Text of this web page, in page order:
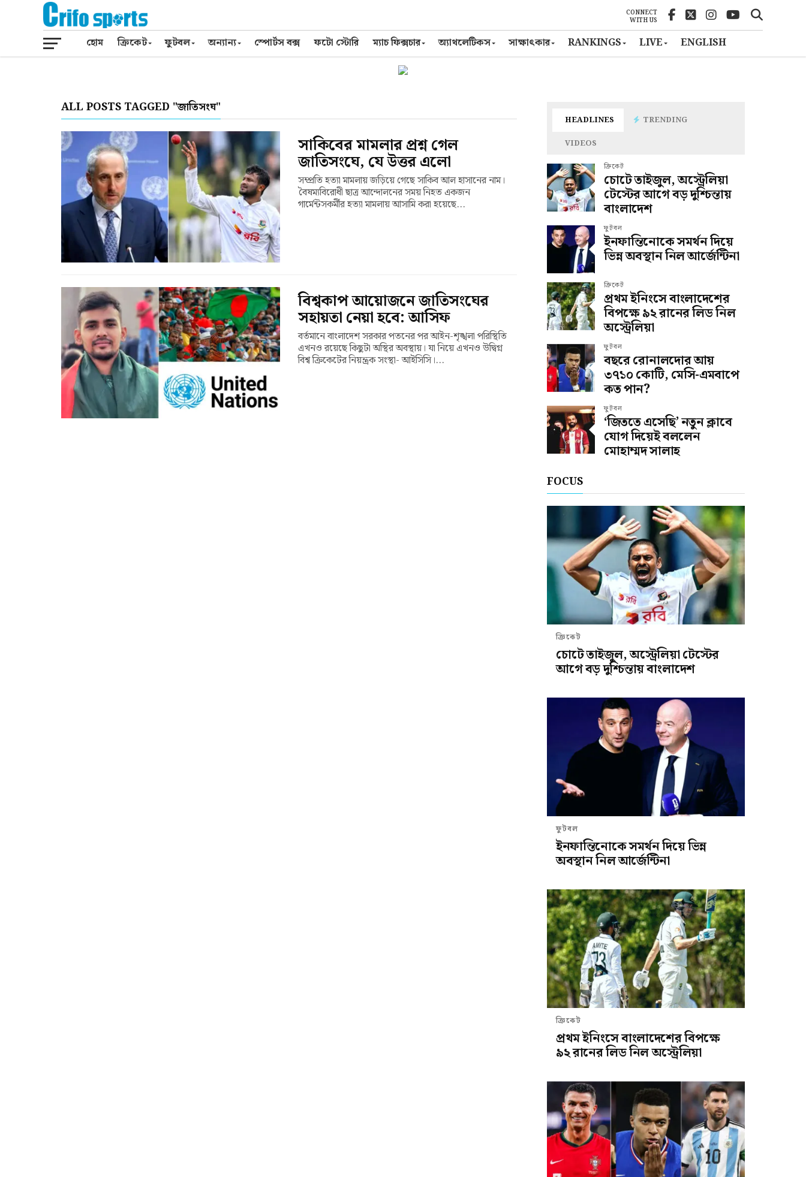
CONNECT
WITH US
হোম ক্রিকেট ফুটবল অন্যান্য স্পোর্টস বক্স ফটো স্টোরি ম্যাচ ফিক্সচার অ্যাথলেটিকস সাক্ষাৎকার RANKINGS LIVE ENGLISH
ALL POSTS TAGGED "জাতিসংঘ"
সাকিবের মামলার প্রশ্ন গেল
জাতিসংঘে, যে উত্তর এলো
সম্প্রতি হত্যা মামলায় জড়িয়ে গেছে সাকিব আল হাসানের নাম।
বৈষম্যবিরোধী ছাত্র আন্দোলনের সময় নিহত একজন
গার্মেন্টসকর্মীর হত্যা মামলায় আসামি করা হয়েছে...
বিশ্বকাপ আয়োজনে জাতিসংঘের
সহায়তা নেয়া হবে: আসিফ
বর্তমানে বাংলাদেশ সরকার পতনের পর আইন-শৃঙ্খলা পরিস্থিতি
এখনও রয়েছে কিছুটা অস্থির অবস্থায়। যা নিয়ে এখনও উদ্বিগ্ন
বিশ্ব ক্রিকেটের নিয়ন্ত্রক সংস্থা- আইসিসি।...
HEADLINES
TRENDING
VIDEOS
ক্রিকেট
চোটে তাইজুল, অস্ট্রেলিয়া
টেস্টের আগে বড় দুশ্চিন্তায়
বাংলাদেশ
ফুটবল
ইনফান্তিনোকে সমর্থন দিয়ে
ভিন্ন অবস্থান নিল আর্জেন্টিনা
ক্রিকেট
প্রথম ইনিংসে বাংলাদেশের
বিপক্ষে ৯২ রানের লিড নিল
অস্ট্রেলিয়া
ফুটবল
বছরে রোনালদোর আয়
৩৭১০ কোটি, মেসি-এমবাপে
কত পান?
ফুটবল
‘জিততে এসেছি’ নতুন ক্লাবে
যোগ দিয়েই বললেন
মোহাম্মদ সালাহ
FOCUS
ক্রিকেট
চোটে তাইজুল, অস্ট্রেলিয়া টেস্টের
আগে বড় দুশ্চিন্তায় বাংলাদেশ
ফুটবল
ইনফান্তিনোকে সমর্থন দিয়ে ভিন্ন
অবস্থান নিল আর্জেন্টিনা
ক্রিকেট
প্রথম ইনিংসে বাংলাদেশের বিপক্ষে
৯২ রানের লিড নিল অস্ট্রেলিয়া